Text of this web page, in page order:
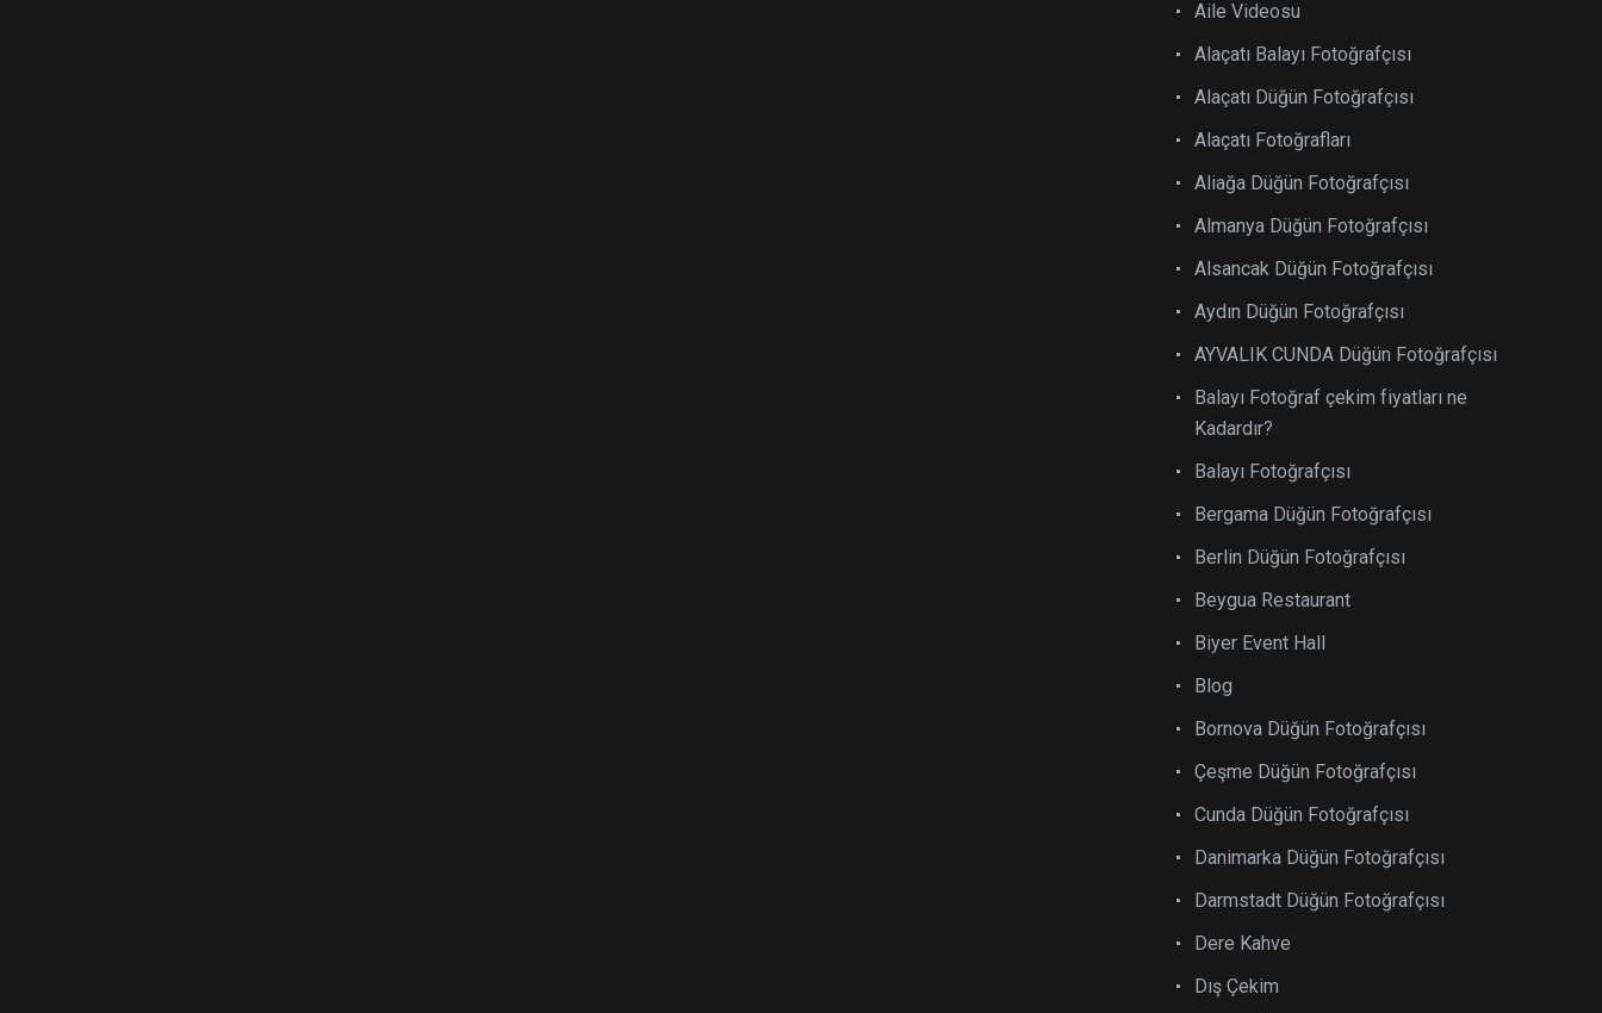
Aile Videosu
Alaçatı Balayı Fotoğrafçısı
Alaçatı Düğün Fotoğrafçısı
Alaçatı Fotoğrafları
Aliağa Düğün Fotoğrafçısı
Almanya Düğün Fotoğrafçısı
Alsancak Düğün Fotoğrafçısı
Aydın Düğün Fotoğrafçısı
AYVALIK CUNDA Düğün Fotoğrafçısı
Balayı Fotoğraf çekim fiyatları ne
Kadardır?
Balayı Fotoğrafçısı
Bergama Düğün Fotoğrafçısı
Berlin Düğün Fotoğrafçısı
Beygua Restaurant
Biyer Event Hall
Blog
Bornova Düğün Fotoğrafçısı
Çeşme Düğün Fotoğrafçısı
Cunda Düğün Fotoğrafçısı
Danimarka Düğün Fotoğrafçısı
Darmstadt Düğün Fotoğrafçısı
Dere Kahve
Dış Çekim